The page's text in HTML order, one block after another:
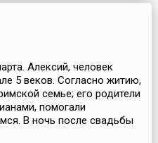
Алексий, человек
5 веков. Согласно житию,
семье; его родители
помогали
В ночь после свадьбы